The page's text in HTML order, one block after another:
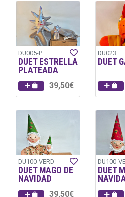
DU005-P
DUET ESTRELLA
PLATEADA
39,50€
DU023
DUET
DU100-VERD
DUET MAGO DE
NAVIDAD
39,50€
DU100-
DUET